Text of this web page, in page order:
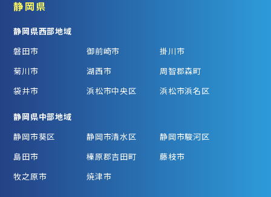
静岡県
静岡県西部地域
磐田市
御前崎市
掛川市
菊川市
湖西市
周智郡森町
袋井市
浜松市中央区 浜松市浜名区
静岡県中部地域
静岡市葵区
静岡市清水区
静岡市駿河区
島田市
榛原郡吉田町
藤枝市
牧之原市
焼津市